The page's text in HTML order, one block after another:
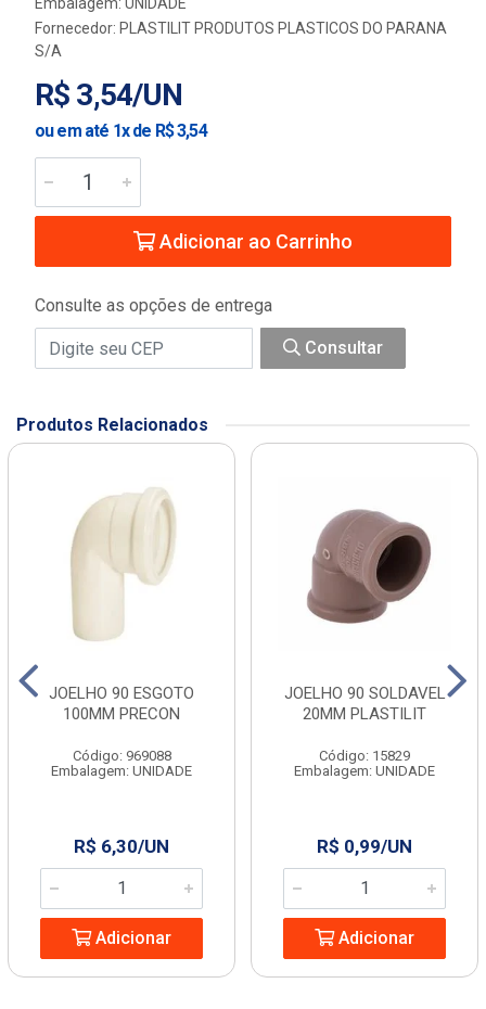
Fornecedor: PLASTILIT PRODUTOS PLASTICOS DO PARANA
S/A
R$ 3,54/UN
ou em até 1x de R$ 3,54
Adicionar ao Carrinho
Consulte as opções de entrega
Consultar
Produtos Relacionados
JOELHO 90 ESGOTO
100MM PRECON
Código: 969088
Embalagem: UNIDADE
R$ 6,30/UN
Adicionar
JOELHO 90 SOLDAVEL
20MM PLASTILIT
Código: 15829
Embalagem: UNIDADE
R$ 0,99/UN
Adicionar